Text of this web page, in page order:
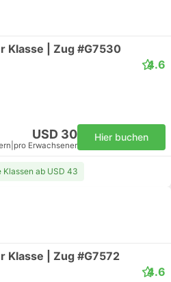
Klasse | Zug #G7530
4.6
USD 30
pro Erwachsener
Hier buchen
Klassen ab USD 43
Klasse | Zug #G7572
4.6